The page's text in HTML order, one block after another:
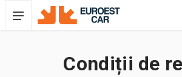
Condiții de